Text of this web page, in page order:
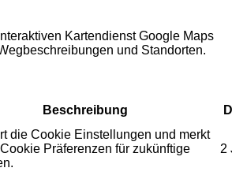
Kartendienst Google Maps
und Standorten.
Beschreibung
die Cookie Einstellungen und merkt
Präferenzen für zukünftige
2